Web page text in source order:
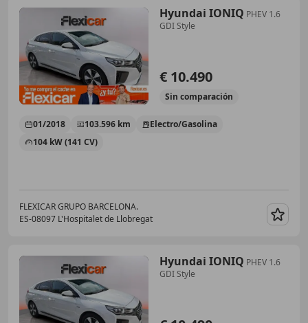
Hyundai IONIQ PHEV 1.6
GDI Style
€ 10.490
Sin comparación
01/2018 103.596 km
Electro/Gasolina
104 kW (141 CV)
FLEXICAR GRUPO BARCELONA.
ES-08097 L'Hospitalet de Llobregat
Hyundai IONIQ PHEV 1.6
GDI Style